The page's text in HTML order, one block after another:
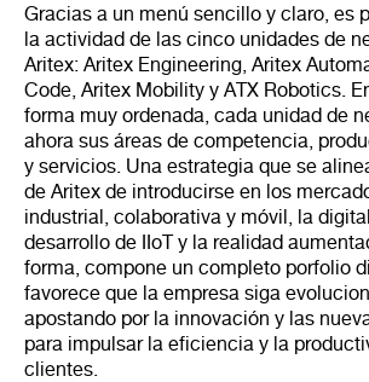
Gracias a un menú sencillo y claro, es
la actividad de las cinco unidades de
Aritex: Aritex Engineering, Aritex
Code, Aritex Mobility y ATX Robotics.
forma muy ordenada, cada unidad de
ahora sus áreas de competencia,
y servicios. Una estrategia que se
de Aritex de introducirse en los
industrial, colaborativa y móvil, la
desarrollo de IIoT y la realidad
forma, compone un completo porfolio
favorece que la empresa siga
apostando por la innovación y las
para impulsar la eficiencia y la
clientes.